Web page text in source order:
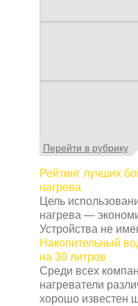
Перейти в рубрику
Рейтинг лучших
нагрева
Цель
нагрева —
Устройства не
Накопительный
на 30 литров
Среди всех
нагреватели
хорошо известен